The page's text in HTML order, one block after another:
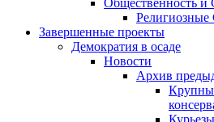
Общественность
Завершенные проекты
Демократия в осаде
Новости
Архив
Курьезы